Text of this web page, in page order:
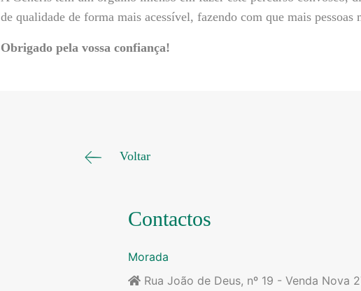
de qualidade de forma mais acessível, fazendo com que mais pessoas
Obrigado pela vossa confiança!
Voltar
Contactos
Morada
Rua João de Deus, nº 19 - Venda Nova